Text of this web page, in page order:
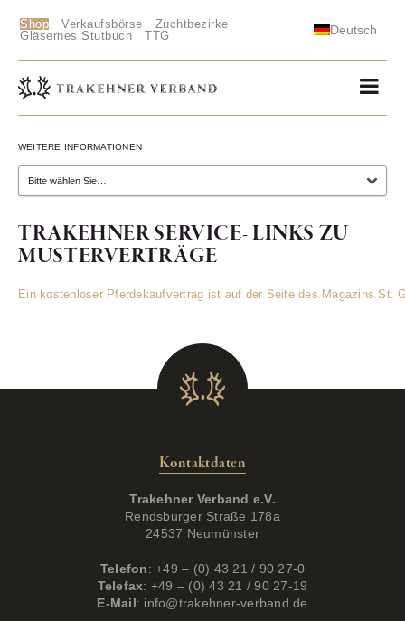
Shop Verkaufsbörse
Zuchtbezirke
Gläsernes Stutbuch
TTG Deutsch
WEITERE INFORMATIONEN
TRAKEHNER SERVICE- LINKS ZU
MUSTERVERTRÄGE
Ein kostenloser Pferdekaufvertrag ist auf der Seite des Magazins St.
Kontaktdaten
Trakehner Verband e.V.
Rendsburger Straße 178a
24537 Neumünster
Telefon: +49 – (0) 43 21 / 90 27-0
Telefax: +49 – (0) 43 21 / 90 27-19
E-Mail: info@trakehner-verband.de